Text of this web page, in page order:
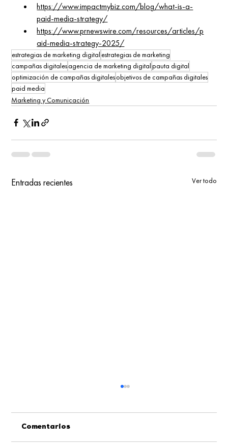
https://www.impactmybiz.com/blog/what-is-a-
paid-media-strategy/
https://www.prnewswire.com/resources/articles/p
aid-media-strategy-2025/
estrategias de marketing digital estrategias de marketing
campañas digitalesagencia de marketing digitalpauta digital
optimización de campañas digitalesobjetivos de campañas digitales
paid media
Marketing y Comunicación
Entradas recientes Ver todo
Comentarios